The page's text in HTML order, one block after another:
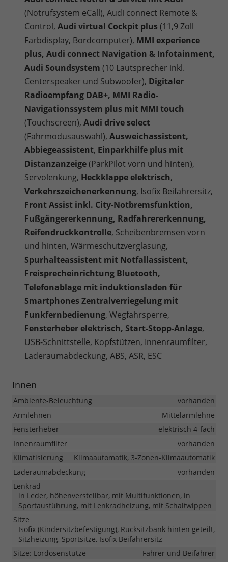
(Notrufsystem eCall), Audi connect Remote &
Control, Audi virtual Cockpit plus(11,9 Zoll
Farbdisplay, Bordcomputer), MMI experience
plus, Audi connect Navigation & Infotainment,
Audi Soundsystem (10 Lautsprecher inkl.
Centerspeaker und Subwoofer), Digitaler
Radioempfang DAB+, MMI Radio-
Navigationssystem plus mit MMI touch
(Touchscreen), Audi drive select
(Fahrmodusauswahl), Ausweichassistent,
Abbiegeassistent, Einparkhilfe plus mit
Distanzanzeige(ParkPilot vorn und hinten),
Servolenkung, Heckklappe elektrisch,
Verkehrszeichenerkennung, Isofix Beifahrersitz,
Front Assist inkl. City-Notbremsfunktion,
Fußgängererkennung, Radfahrererkennung,
Reifendruckkontrolle, Scheibenbremsen vorn
und hinten, Wärmeschutzverglasung,
Spurhalteassistent mit Notfallassistent,
Freisprecheinrichtung Bluetooth,
Telefonablage mit induktionsladen für
Smartphones Zentralverriegelung mit
Funkfernbedienung, Wegfahrsperre,
Fensterheber elektrisch, Start-Stopp-Anlage,
USB-Schnittstelle, Kopfstützen, Innenraumfilter,
Laderaumabdeckung, ABS, ASR, ESC
Innen
Ambiente-Beleuchtung
vorhanden
Armlehnen
Mittelarmlehne
Fensterheber
elektrisch 4-fach
Innenraumfilter
vorhanden
Klimatisierung
Klimaautomatik, 3-Zonen-Klimaautomatik
Laderaumabdeckung
vorhanden
Lenkrad
in Leder, höhenverstellbar, mit Multifunktionen, in
Sportausführung, mit Lenkradheizung, mit Schaltwippen
Sitze
Isofix (Kindersitzbefestigung), Rücksitzbank hinten geteilt,
Sitzheizung, Sportsitze, Isofix Beifahrersitz
Sitze: Lordosenstütze
Fahrer und Beifahrer